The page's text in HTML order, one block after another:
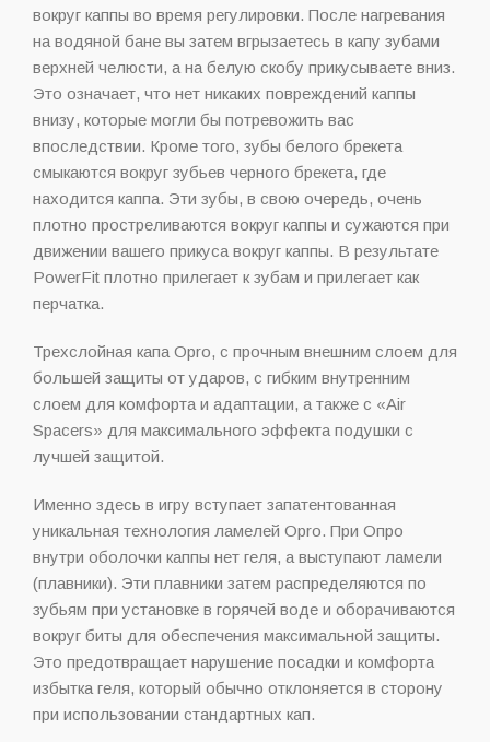
вокруг каппы во время регулировки. После нагревания
на водяной бане вы затем вгрызаетесь в капу зубами
верхней челюсти, а на белую скобу прикусываете вниз.
Это означает, что нет никаких повреждений каппы
внизу, которые могли бы потревожить вас
впоследствии. Кроме того, зубы белого брекета
смыкаются вокруг зубьев черного брекета, где
находится каппа. Эти зубы, в свою очередь, очень
плотно простреливаются вокруг каппы и сужаются при
движении вашего прикуса вокруг каппы. В результате
PowerFit плотно прилегает к зубам и прилегает как
перчатка.
Трехслойная капа Opro, с прочным внешним слоем для
большей защиты от ударов, с гибким внутренним
слоем для комфорта и адаптации, а также с «Air
Spacers» для максимального эффекта подушки с
лучшей защитой.
Именно здесь в игру вступает запатентованная
уникальная технология ламелей Opro. При Опро
внутри оболочки каппы нет геля, а выступают ламели
(плавники). Эти плавники затем распределяются по
зубьям при установке в горячей воде и оборачиваются
вокруг биты для обеспечения максимальной защиты.
Это предотвращает нарушение посадки и комфорта
избытка геля, который обычно отклоняется в сторону
при использовании стандартных кап.